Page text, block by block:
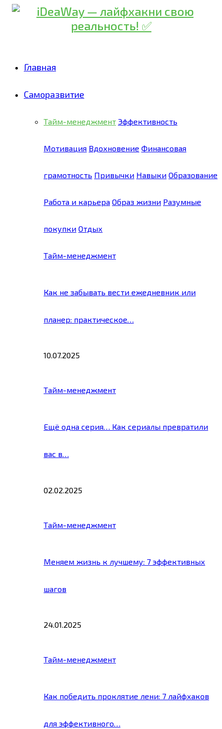
Главная
Саморазвитие
Тайм-менеджмент Эффективность
Мотивация Вдохновение Финансовая
грамотность Привычки Навыки Образование
Работа и карьера Образ жизни Разумные
покупки Отдых
Тайм-менеджмент
Как не забывать вести ежедневник или
планер: практическое…
10.07.2025
Тайм-менеджмент
Ещё одна серия… Как сериалы превратили
вас в…
02.02.2025
Тайм-менеджмент
Меняем жизнь к лучшему: 7 эффективных
шагов
24.01.2025
Тайм-менеджмент
Как победить проклятие лени: 7 лайфхаков
для эффективного…